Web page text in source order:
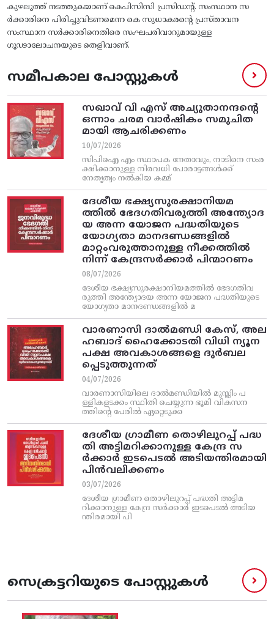
കുഴലൂത്ത്‌ നടത്തുകയാണ്‌ കെപിസിസി പ്രസിഡന്റ്‌. സംസ്ഥാന സ
ര്‍ക്കാരിനെ പിരിച്ചുവിടണമെന്ന കെ സുധാകരന്റെ പ്രസ്‌താവന
സംസ്ഥാന സര്‍ക്കാരിനെതിരെ സംഘപരിവാറുമായുള്ള
ഗൂഢാലോചനയുടെ തെളിവാണ്.
സമീപകാല പോസ്റ്റുകൾ
സഖാവ് വി എസ്‌ അച്യുതാനന്ദന്റെ
ഒന്നാം ചരമ വാര്‍ഷികം സമുചിത
മായി ആചരിക്കണം
10/07/2026
സിപിഐ എം സ്ഥാപക നേതാവും, നാടിനെ സംര
ക്ഷിക്കാനുള്ള നിരവധി പോരാട്ടങ്ങള്‍ക്ക്‌
നേതൃത്വം നല്‍കിയ കമ്മ്
ദേശീയ ഭക്ഷ്യസുരക്ഷാനിയമ
ത്തിൽ ഭേദഗതിവരുത്തി അന്ത്യോദ
യ അന്ന യോജന പദ്ധതിയുടെ
യോഗ്യതാ മാനദണ്ഡങ്ങളിൽ
മാറ്റംവരുത്താനുള്ള നീക്കത്തിൽ
നിന്ന്‌ കേന്ദ്രസർക്കാർ പിന്മാറണം
08/07/2026
ദേശീയ ഭക്ഷ്യസുരക്ഷാനിയമത്തിൽ ഭേദഗതിവ
രുത്തി അന്ത്യോദയ അന്ന യോജന പദ്ധതിയുടെ
യോഗ്യതാ മാനദണ്ഡങ്ങളിൽ മ
വാരണാസി ദാൽമണ്ഡി കേസ്, അല
ഹബാദ് ഹൈക്കോടതി വിധി ന്യൂന
പക്ഷ അവകാശങ്ങളെ ദുർബല
പ്പെടുത്തുന്നത്
04/07/2026
വാരണാസിയിലെ ദാൽമണ്ഡിയിൽ മുസ്ലിം പ
ള്ളികളടക്കം സ്ഥിതി ചെയ്യുന്ന ഭൂമി വികസന
ത്തിന്റെ പേരിൽ ഏറ്റെടുക്ക
ദേശീയ ഗ്രാമീണ തൊഴിലുറപ്പ്‌ പദ്ധ
തി അട്ടിമറിക്കാനുള്ള കേന്ദ്ര സ
ര്‍ക്കാര്‍ ഇടപെടല്‍ അടിയന്തിരമായി
പിന്‍വലിക്കണം
03/07/2026
ദേശീയ ഗ്രാമീണ തൊഴിലുറപ്പ്‌ പദ്ധതി അട്ടിമ
റിക്കാനുള്ള കേന്ദ്ര സര്‍ക്കാര്‍ ഇടപെടല്‍ അടിയ
ന്തിരമായി പി
സെക്രട്ടറിയുടെ പോസ്റ്റുകൾ